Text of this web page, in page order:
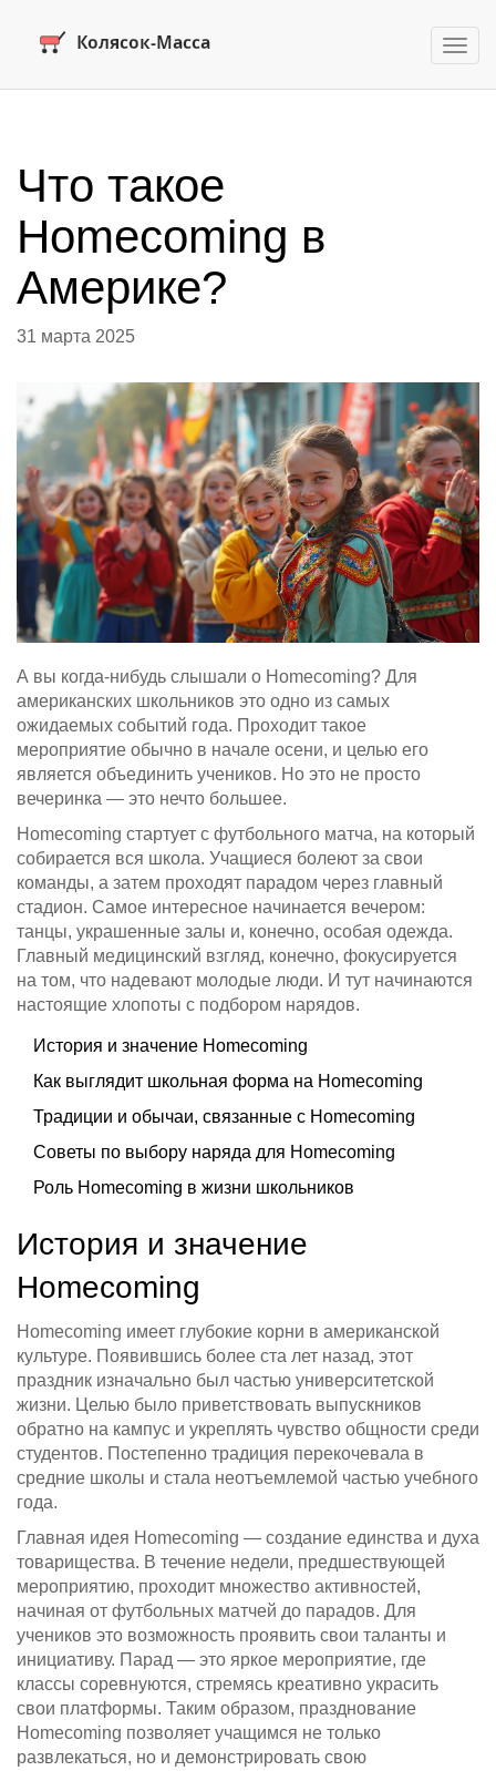
Что такое
Homecoming в
Америке?
31 марта 2025
А вы когда-нибудь слышали о Homecoming? Для
американских школьников это одно из самых
ожидаемых событий года. Проходит такое
мероприятие обычно в начале осени, и целью его
является объединить учеников. Но это не просто
вечеринка — это нечто большее.
Homecoming стартует с футбольного матча, на который
собирается вся школа. Учащиеся болеют за свои
команды, а затем проходят парадом через главный
стадион. Самое интересное начинается вечером:
танцы, украшенные залы и, конечно, особая одежда.
Главный медицинский взгляд, конечно, фокусируется
на том, что надевают молодые люди. И тут начинаются
настоящие хлопоты с подбором нарядов.
История и значение Homecoming
Как выглядит школьная форма на Homecoming
Традиции и обычаи, связанные с Homecoming
Советы по выбору наряда для Homecoming
Роль Homecoming в жизни школьников
История и значение
Homecoming
Homecoming имеет глубокие корни в американской
культуре. Появившись более ста лет назад, этот
праздник изначально был частью университетской
жизни. Целью было приветствовать выпускников
обратно на кампус и укреплять чувство общности среди
студентов. Постепенно традиция перекочевала в
средние школы и стала неотъемлемой частью учебного
года.
Главная идея Homecoming — создание единства и духа
товарищества. В течение недели, предшествующей
мероприятию, проходит множество активностей,
начиная от футбольных матчей до парадов. Для
учеников это возможность проявить свои таланты и
инициативу. Парад — это яркое мероприятие, где
классы соревнуются, стремясь креативно украсить
свои платформы. Таким образом, празднование
Homecoming позволяет учащимся не только
развлекаться, но и демонстрировать свою